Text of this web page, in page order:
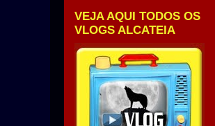
VEJA AQUI TODOS OS
VLOGS ALCATEIA